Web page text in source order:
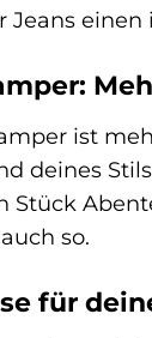
Jeans
ist
deines
Stück
so.
für